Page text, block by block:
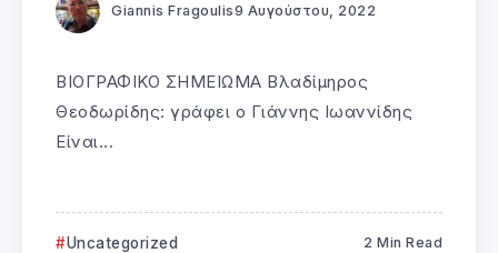
Giannis Fragoulis9 Αυγούστου, 2022
ΒΙΟΓΡΑΦΙΚΟ ΣΗΜΕΙΩΜΑ Βλαδίμηρος
Θεοδωρίδης: γράφει ο Γιάννης Ιωαννίδης
Είναι...
Uncategorized 2 Min Read